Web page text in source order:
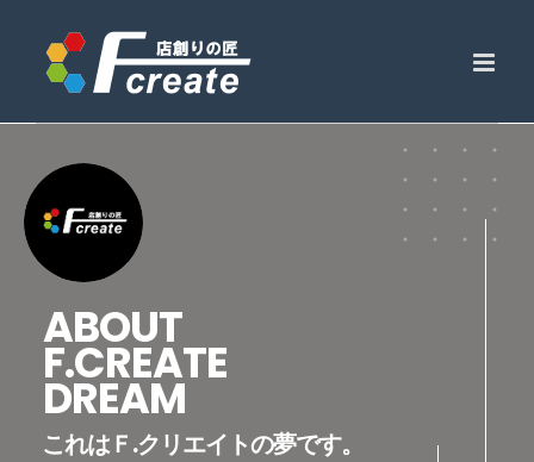
content
これはＦ.クリエイトの夢です。
ABOUT
F.CREATE
DREAM